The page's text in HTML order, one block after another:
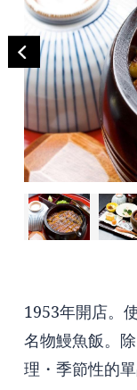
1953年開店。
名物鰻魚飯。
理・季節性的單